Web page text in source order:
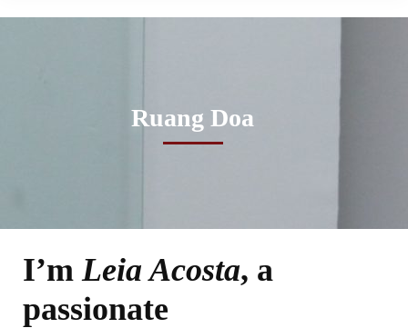
Ruang Doa
Ruang
Doa
I’mLeia Acosta, a
passionate